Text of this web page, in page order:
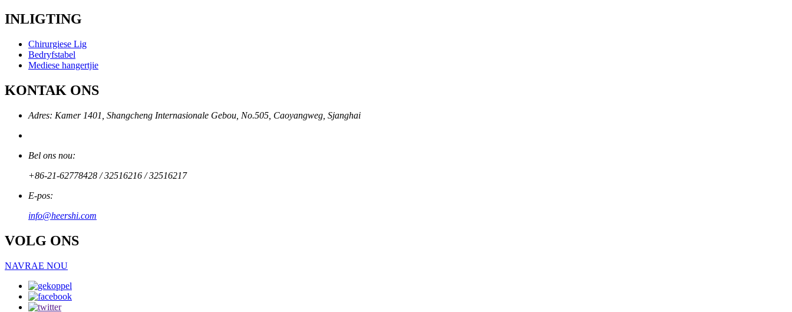
INLIGTING
Chirurgiese Lig
Bedryfstabel
Mediese hangertjie
KONTAK ONS
Adres: Kamer 1401, Shangcheng Internasionale Gebou, No.505, Caoyangweg, Sjanghai
Bel ons nou:
+86-21-62778428 / 32516216 / 32516217
E-pos:
info@heershi.com
VOLG ONS
NAVRAE NOU